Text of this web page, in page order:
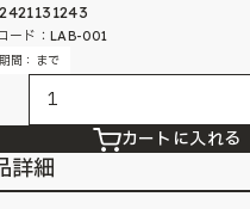
ード：LAB-001
間：まで
カートに入れる
詳細